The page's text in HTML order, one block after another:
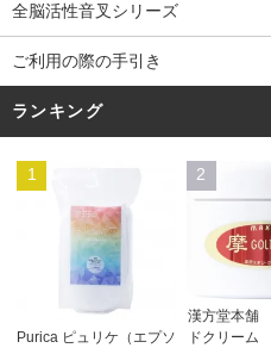
全脳活性音叉シリーズ
ご利用の際の手引き
ランキング
1
Purica ピュリケ（エプソ
2
漢方堂本舗
ドクリーム